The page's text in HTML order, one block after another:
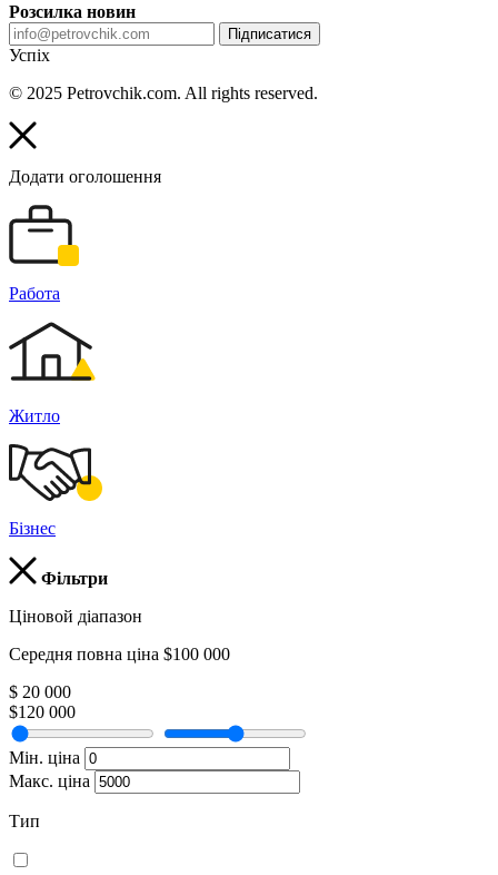
Розсилка новин
Підписатися
Успіх
© 2025 Petrovchik.com. All rights reserved.
Додати оголошення
Работа
Житло
Бізнес
Фільтри
Ціновой діапазон
Середня повна ціна $100 000
$ 20 000
$120 000
Мін. ціна
Макс. ціна
Тип